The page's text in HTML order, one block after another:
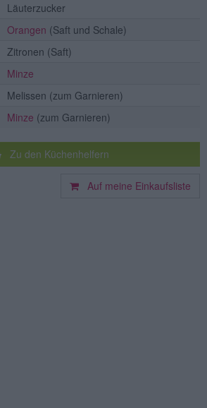
Läuterzucker
Orangen (Saft und Schale)
Zitronen (Saft)
Minze
Melissen (zum Garnieren)
Minze (zum Garnieren)
Zu den Küchenhelfern
Auf meine Einkaufsliste